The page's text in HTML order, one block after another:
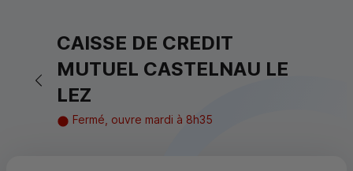
Retour vers la page précédente
CAISSE DE CREDIT
MUTUEL CASTELNAU LE
LEZ
Fermé, ouvre mardi à 8h35